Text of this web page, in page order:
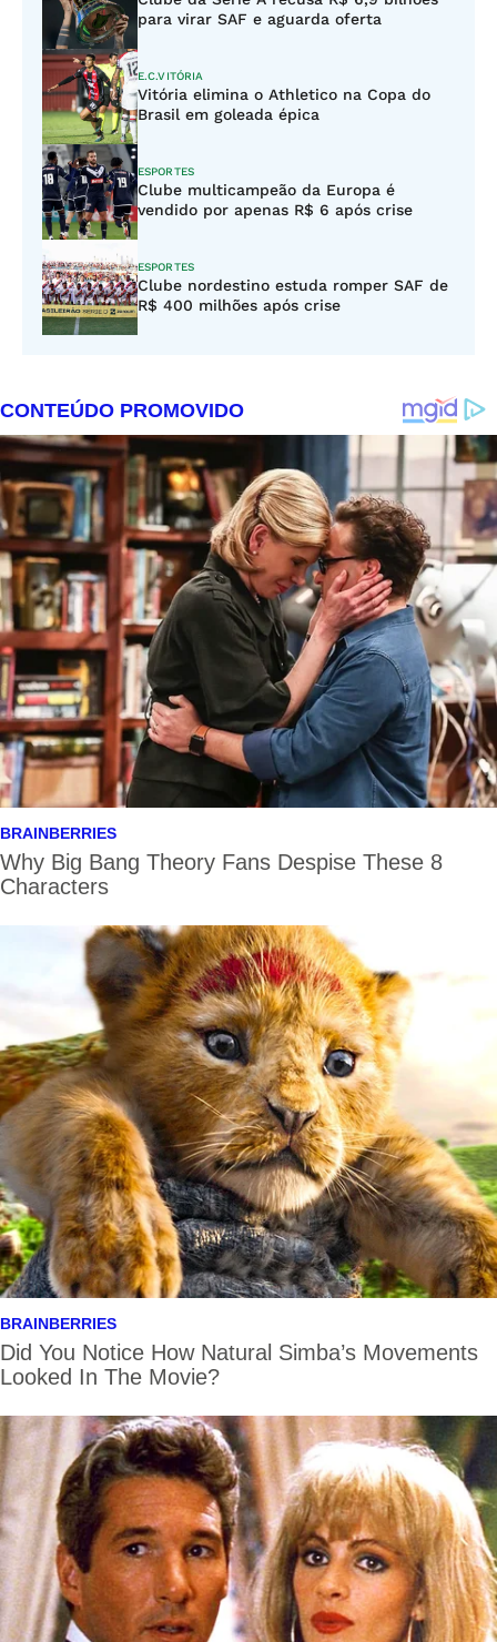
para virar SAF e aguarda oferta
E.C.VITÓRIA
Vitória elimina o Athletico na Copa do
Brasil em goleada épica
ESPORTES
Clube multicampeão da Europa é
vendido por apenas R$ 6 após crise
ESPORTES
Clube nordestino estuda romper SAF de
R$ 400 milhões após crise